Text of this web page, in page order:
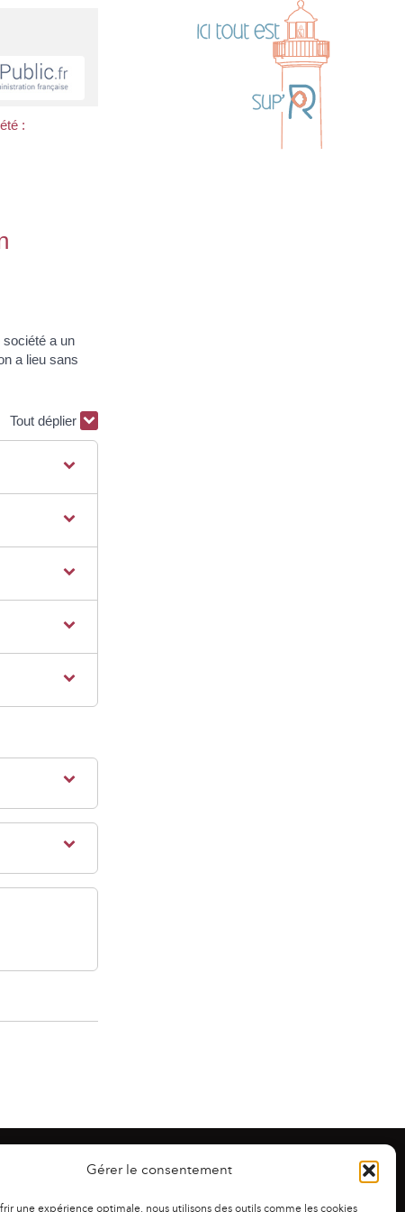
Gérer le consentement
une expérience optimale, nous utilisons des outils comme les cookies
:
a un
a lieu sans
Tout déplier